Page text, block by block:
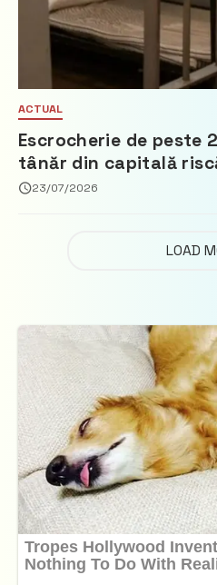
ACTUAL
Escrocherie de peste
tânăr din capitală
închisoare
23/07/2026
LOAD